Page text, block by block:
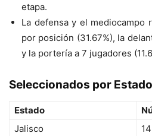
etapa.
La defensa y el mediocampo
por posición (31.67%), la
y la portería a 7 jugadores
Seleccionados por
Estado
Jalisco
14